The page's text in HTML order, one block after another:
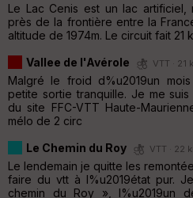
Le Lac Cenis est un lac
près de la frontière entre la
altitude de 1974m. Le circuit fait 21
Vallee de l'Avérole
VTT · 21
Malgré le froid d%u2019un
petite sortie tranquille. Je me
du site FFC-VTT Haute-
mélo de 2 circ
Le Chemin du Roy
VTT · 22
Le lendemain je quitte les
faire du vtt à l%u2019état pur.
chemin du Roy », l%u2019un